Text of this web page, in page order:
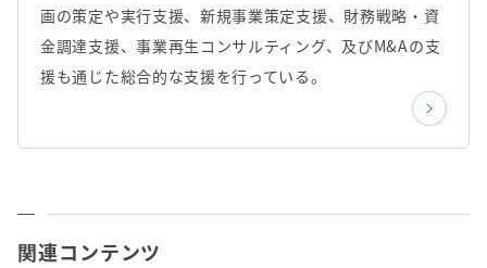
画の策定や実行支援、新規事業策定支援、財務戦略・資
金調達支援、事業再生コンサルティング、及びM&Aの支
援も通じた総合的な支援を行っている。
関連コンテンツ